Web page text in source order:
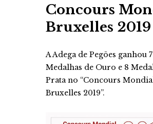
Concours
Bruxelles 2019
A Adega de Pegões ganhou 7
Medalhas de Ouro e 8
Prata no “Concours
Bruxelles 2019”.